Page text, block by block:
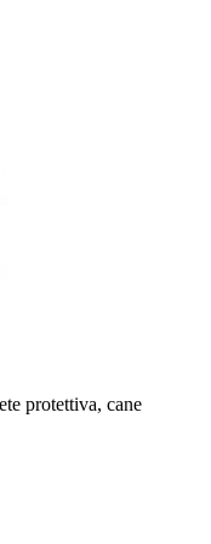
protettiva, cane